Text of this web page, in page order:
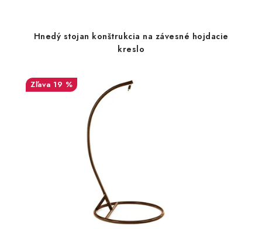
Hnedý stojan konštrukcia na závesné hojdacie
kreslo
19 %